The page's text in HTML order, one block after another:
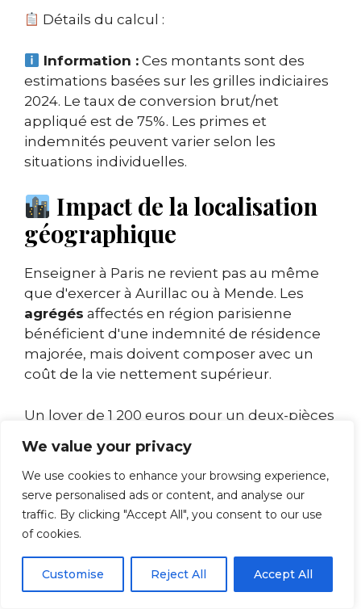
We value your privacy
We use cookies to enhance your browsing experience,
serve personalised ads or content, and analyse our
traffic. By clicking "Accept All", you consent to our use
of cookies.
Customise Reject All Accept All
Détails du calcul :
Information : Ces montants sont des
estimations basées sur les grilles indiciaires
2024. Le taux de conversion brut/net
appliqué est de 75%. Les primes et
indemnités peuvent varier selon les
situations individuelles.
Impact de la localisation
géographique
Enseigner à Paris ne revient pas au même
que d'exercer à Aurillac ou à Mende. Les
agrégés affectés en région parisienne
bénéficient d'une indemnité de résidence
majorée, mais doivent composer avec un
coût de la vie nettement supérieur.
Un loyer de 1 200 euros pour un deux-pièces
qu'il permettrait de louer un trois-pièces
spacieux en province. Cette équation
financière pousse certains enseignants à
privilégier les académies rurales, où le
pouvoir d'achat reste plus confortable.
Les zones d'éducation prioritaire (ZEP) ou
REP+ donnent droit à des primes